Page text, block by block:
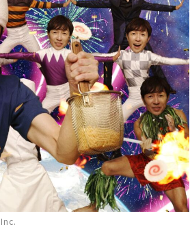
のニュース
ングジョージ】マーフィー「反応がなかった」
ルテンベルクは...